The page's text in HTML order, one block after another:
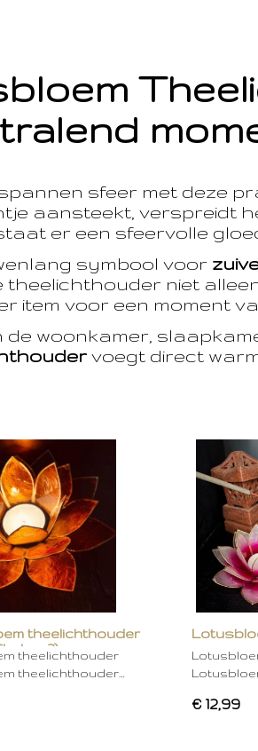
sfeer met deze
aansteekt, verspreidt
er een sfeervolle
symbool voor
niet
item voor een moment
de woonkamer,
voegt direct
theelichthouder
2)
theelichthouder
theelichthouder…
rose
€ 12,99